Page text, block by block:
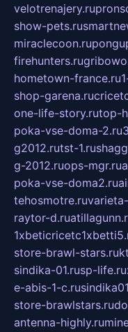
velotrenajery.ru
show-pets.ru
miraclecoon.ru
firehunters.ru
hometown-france.ru
shop-garena.ru
one-life-story.rutop-
poka-vse-doma-2.ru
g2012.rutst-1.ru
g-2012.ruops-mgr.ru
poka-vse-doma2.ru
tehosmotre.ru
raytor-d.ru
store-brawl-stars.ru
sindika-01.rusp-life.ru
e-abis-1-c.ru
store-brawlstars.ru
antenna-highly.ru